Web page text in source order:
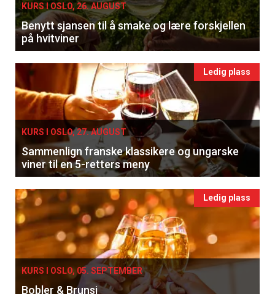
KURS I OSLO, 26. AUGUST
Benytt sjansen til å smake og lære forskjellen
på hvitviner
Ledig plass
KURS I OSLO, 27. AUGUST
Sammenlign franske klassikere og ungarske
viner til en 5-retters meny
Ledig plass
KURS I OSLO, 05. SEPTEMBER
Bobler & Brunsj